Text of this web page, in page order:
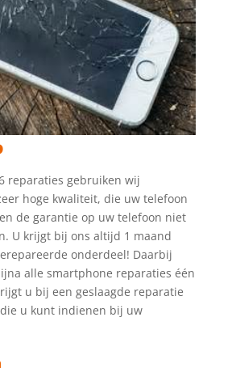
reparaties gebruiken wij
hoge kwaliteit, die uw telefoon
de garantie op uw telefoon niet
U krijgt bij ons altijd 1 maand
onderdeel! Daarbij
alle smartphone reparaties één
u bij een geslaagde reparatie
u kunt indienen bij uw